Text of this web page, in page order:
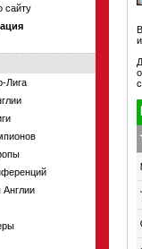
сайту
Лига
Англии